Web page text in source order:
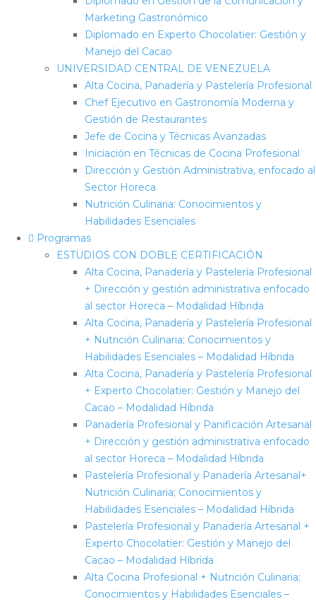
Marketing Gastronómico
Diplomado en Experto Chocolatier: Gestión y
Manejo del Cacao
UNIVERSIDAD CENTRAL DE VENEZUELA
Alta Cocina, Panadería y Pastelería Profesional
Chef Ejecutivo en Gastronomía Moderna y
Gestión de Restaurantes
Jefe de Cocina y Técnicas Avanzadas
Iniciación en Técnicas de Cocina Profesional
Dirección y Gestión Administrativa, enfocado al
Sector Horeca
Nutrición Culinaria: Conocimientos y
Habilidades Esenciales
Programas
ESTUDIOS CON DOBLE CERTIFICACIÓN
Alta Cocina, Panadería y Pastelería Profesional
+ Dirección y gestión administrativa enfocado
al sector Horeca – Modalidad Híbrida
Alta Cocina, Panadería y Pastelería Profesional
+ Nutrición Culinaria; Conocimientos y
Habilidades Esenciales – Modalidad Híbrida
Alta Cocina, Panadería y Pastelería Profesional
+ Experto Chocolatier: Gestión y Manejo del
Cacao – Modalidad Híbrida
Panadería Profesional y Panificación Artesanal
+ Dirección y gestión administrativa enfocado
al sector Horeca – Modalidad Híbrida
Pastelería Profesional y Panadería Artesanal+
Nutrición Culinaria; Conocimientos y
Habilidades Esenciales – Modalidad Híbrida
Pastelería Profesional y Panadería Artesanal +
Experto Chocolatier: Gestión y Manejo del
Cacao – Modalidad Híbrida
Alta Cocina Profesional + Nutrición Culinaria;
Conocimientos y Habilidades Esenciales –